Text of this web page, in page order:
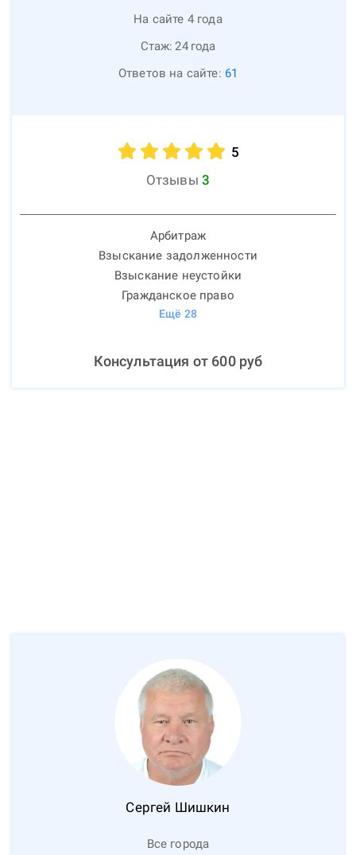
На сайте 4 года
Стаж: 24 года
Ответов на сайте: 61
5
Отзывы 3
Арбитраж
Взыскание задолженности
Взыскание неустойки
Гражданское право
Ещё 28
Консультация от 600руб
Сергей Шишкин
Все города